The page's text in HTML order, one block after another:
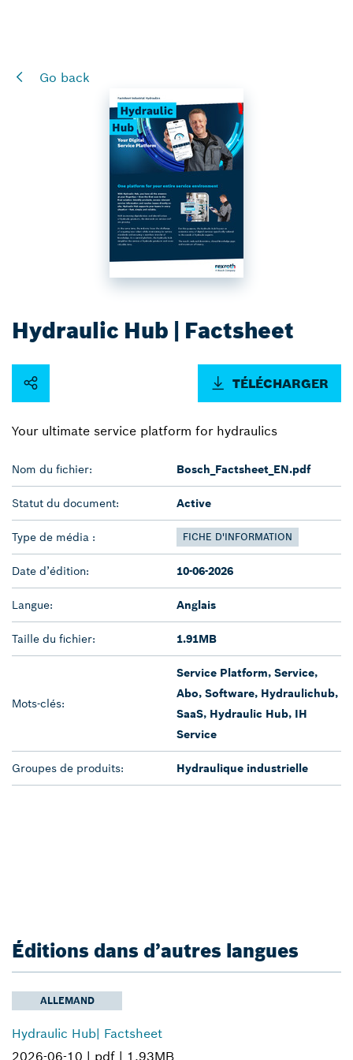
Go back
Hydraulic Hub | Factsheet
TÉLÉCHARGER
Your ultimate service platform for hydraulics
Nom du fichier: Bosch_Factsheet_EN.pdf
Statut du document: Active
Type de média : FICHE D'INFORMATION
Date d’édition: 10-06-2026
Langue: Anglais
Taille du fichier: 1.91MB
Mots-clés:
Service Platform, Service,
Abo, Software, Hydraulichub,
SaaS, Hydraulic Hub, IH
Service
Groupes de produits: Hydraulique industrielle
Éditions dans d’autres langues
ALLEMAND
Hydraulic Hub| Factsheet
2026-06-10 | pdf | 1.93MB